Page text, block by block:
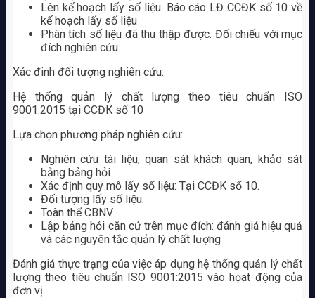
Lên kế hoạch lấy số liệu. Báo cáo LĐ CCĐK số 10 về
kế hoạch lấy số liệu
Phân tích số liệu đã thu thập được. Đối chiếu với mục
đích nghiên cứu
Xác đinh đối tượng nghiên cứu:
Hệ thống quản lý chất lượng theo tiêu chuẩn ISO
9001:2015 tại CCĐK số 10
Lựa chọn phương pháp nghiên cứu:
Nghiên cứu tài liệu, quan sát khách quan, khảo sát
bằng bảng hỏi
Xác định quy mô lấy số liệu: Tại CCĐK số 10.
Đối tượng lấy số liệu:
Toàn thể CBNV
Lập bảng hỏi căn cứ trên mục đích: đánh giá hiệu quả
và các nguyên tắc quản lý chất lượng
Đánh giá thực trạng của việc áp dụng hệ thống quản lý chất
lượng theo tiêu chuẩn ISO 9001:2015 vào họat động của
đơn vị